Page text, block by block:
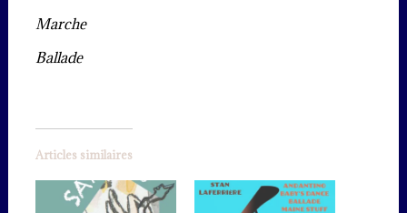
Marche
Ballade
Articles similaires